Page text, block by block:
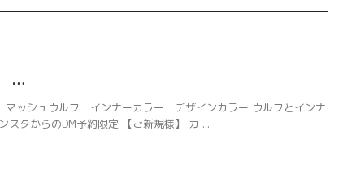
…
ュウルフ インナーカラー デザインカラー ウルフとインナ
スタからのDM予約限定 【ご新規様】 カ ...